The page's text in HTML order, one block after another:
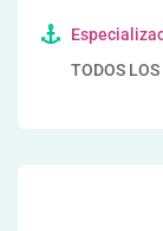
TODOS LOS